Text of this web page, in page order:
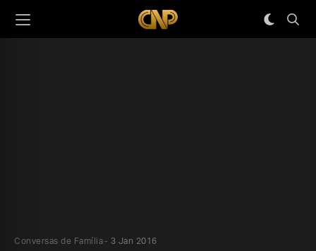
Conversas de Família 3 Jan 2016